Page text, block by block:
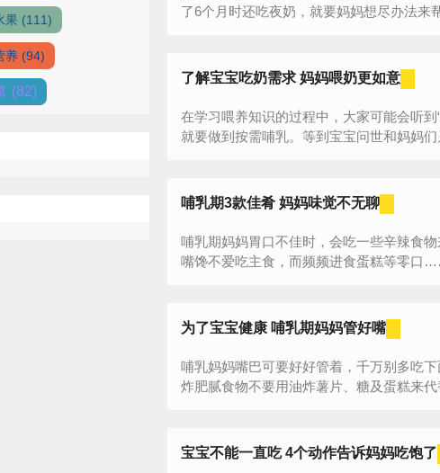
果 (111)
养 (94)
(82)
了6个月时还吃夜奶，就要妈妈想尽办法来
了解宝宝吃奶需求 妈妈喂奶更如意
在学习喂养知识的过程中，大家可能会听
就要做到按需哺乳。等到宝宝问世和妈妈
哺乳期3款佳肴 妈妈味觉不无聊
哺乳期妈妈胃口不佳时，会吃一些辛辣食
嘴馋不爱吃主食，而频频进食蛋糕等零口
为了宝宝健康 哺乳期妈妈管好嘴
哺乳妈妈嘴巴可要好好管着，千万别多吃
炸肥腻食物不要用油炸薯片、糖及蛋糕来
宝宝不能一直吃 4个动作告诉妈妈吃饱了